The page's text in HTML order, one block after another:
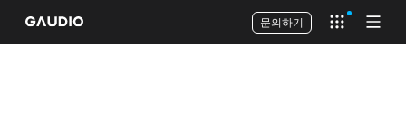
문의하기
Open app